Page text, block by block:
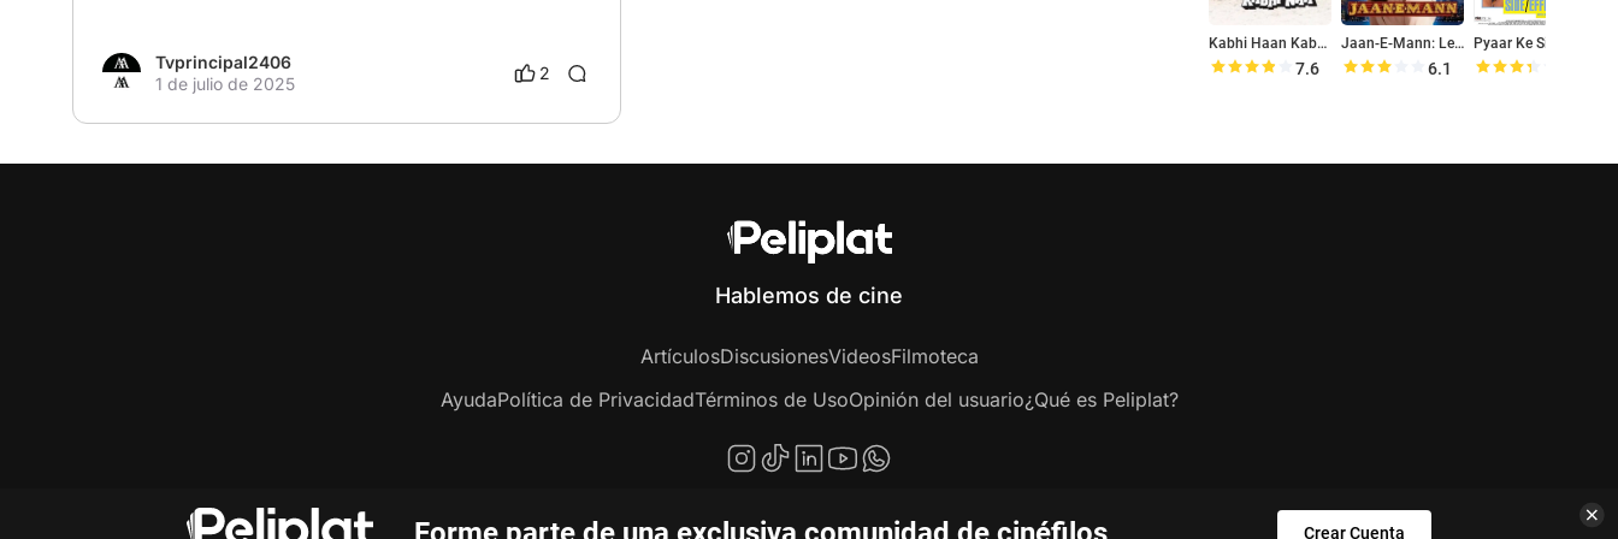
Tvprincipal2406
1 de julio de 2025
2
Kabhi Haan Kabhi Naa
7.6
Jaan-E-Mann: Let's Fall in Love... Again
6.1
Crear Cuenta
Hablemos de cine
ArtículosDiscusionesVideosFilmoteca
AyudaPolítica de PrivacidadTérminos de UsoOpinión del usuario¿Qué es Peliplat?